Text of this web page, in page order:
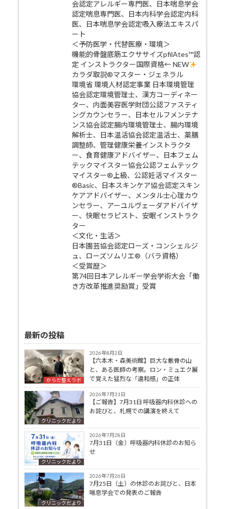
会認定アレルギー専門医、日本喘息学会
認定喘息専門医、日本内科学会認定内科
医、日本喘息学会認定吸入療法エキスパ
ート
＜予防医学・代替医療・環境＞
機能的骨盤底筋エクササイズpfilAtes™認
定 インストラクター国際資格← NEW
カラダ取説®マスター・ジェネラル
環境省 環境人材認定事業 日本環境管理
協会認定環境管理士、漢方コーディネー
ター、内面美容医学財団公認ファスティ
ングカウンセラー、日本セルフメンテナ
ンス協会認定腸内環境管理士、腸内環境
解析士、日本温活協会認定温活士、薬膳
調整師、管理健康栄養インストラクタ
ー、食育健康アドバイザー、日本フェム
テックマイスター協会公認フェムテック
マイスター®上級、公認妊活マイスター
®Basic、日本スキンケア協会認定スキン
ケアアドバイザー、メンタル士心理カウ
ンセラー、アーユルヴェーダアドバイザ
ー、快眠セラピスト、安眠インストラク
ター
＜文化・生活＞
日本園芸協会認定ローズ・コンシェルジ
ュ、ローズソムリエ®（バラ資格）
＜受賞歴＞
第74回日本アレルギー学会学術大会「働
き方改革推進奨励賞」受賞
最新の投稿
からだ整えラボ
2026年8月2日
【六本木・森美術館】巨大な骸骨の山
と、ある医師の考察。ロン・ミュエク展
で覚えた猛烈な「違和感」の正体
クリニックだより
2026年7月31日
【ご報告】7月31日 呼吸器内科休診への
お詫びと、札幌での講演を終えて
クリニックだより
2026年7月28日
7月31日（金）呼吸器内科休診のお知ら
せ
クリニックだより
2026年7月26日
7月25日（土）の休診のお詫びと、日本
喘息学会での発表のご報告